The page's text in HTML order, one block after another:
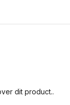
dit product..